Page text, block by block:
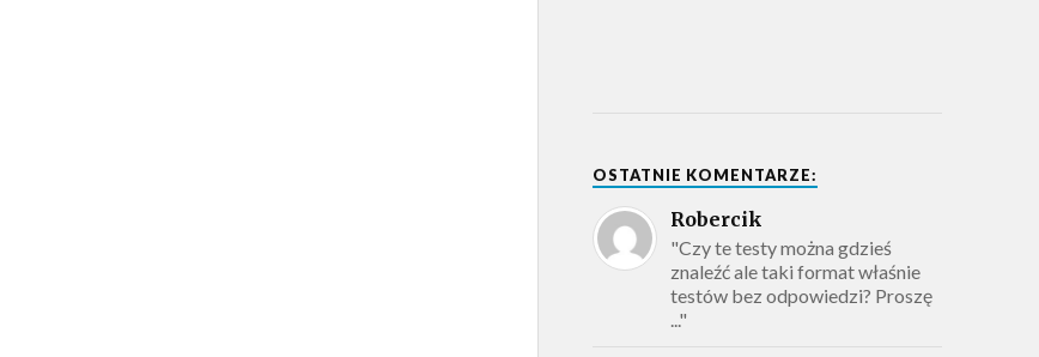
OSTATNIE KOMENTARZE:
Robercik
"Czy te testy można gdzieś
znaleźć ale taki format właśnie
testów bez odpowiedzi? Proszę
..."